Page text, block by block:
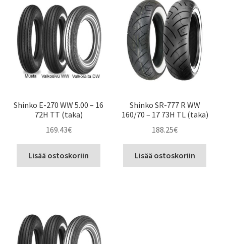
Shinko E-270 WW 5.00 – 16
72H TT (taka)
169.43€
Lisää ostoskoriin
Shinko SR-777 R WW
160/70 – 17 73H TL (taka)
188.25€
Lisää ostoskoriin